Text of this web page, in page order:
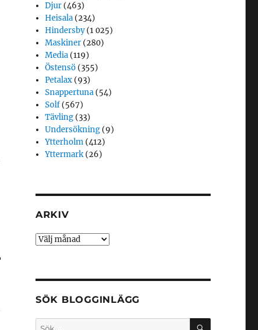
Djur (463)
Heisala (234)
Hindersby(1 025)
Maskiner (280)
Media (119)
Östensö (355)
Petalax (93)
Snappertuna (54)
Solf(567)
Tävling (33)
Undersökning (9)
Ytterholm (412)
Yttermark (26)
ARKIV
Arkiv
SÖK BLOGGINLÄGG
Sök
SÖK